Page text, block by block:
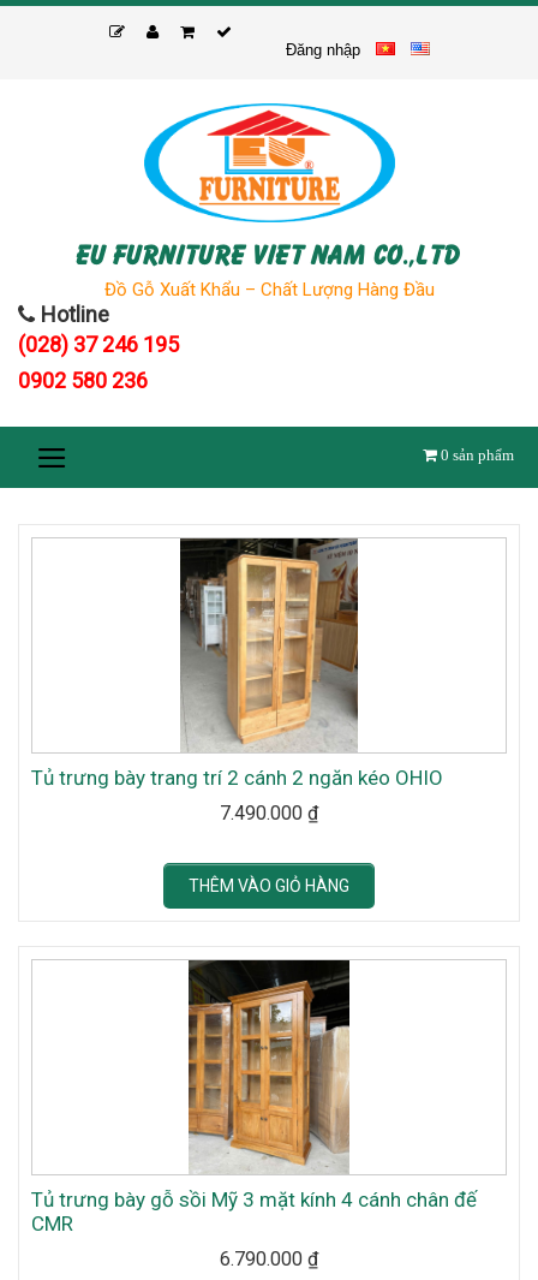
Skip
Đăng nhập
EU FURNITURE VIET NAM CO.,LTD
Đồ Gỗ Xuất Khẩu – Chất Lượng Hàng Đầu
Hotline
(028) 37 246 195
0902 580 236
0 sản phẩm
Tủ trưng bày trang trí 2 cánh 2 ngăn kéo OHIO
7.490.000 ₫
THÊM VÀO GIỎ HÀNG
Tủ trưng bày gỗ sồi Mỹ 3 mặt kính 4 cánh chân đế
CMR
6.790.000 ₫